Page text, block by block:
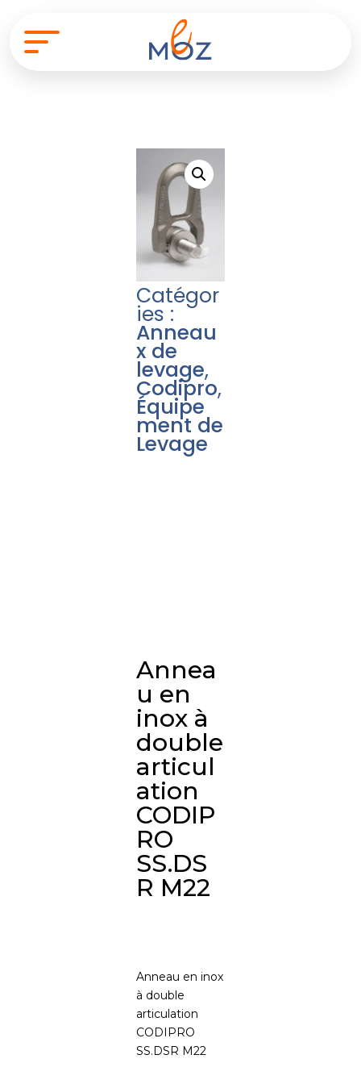
Catégor
ies :
Anneau
x de
levage,
Codipro,
Équipe
ment de
Levage
Annea
u en
inox à
double
articul
ation
CODIP
RO
SS.DS
R M22
Anneau en inox
à double
articulation
CODIPRO
SS.DSR M22